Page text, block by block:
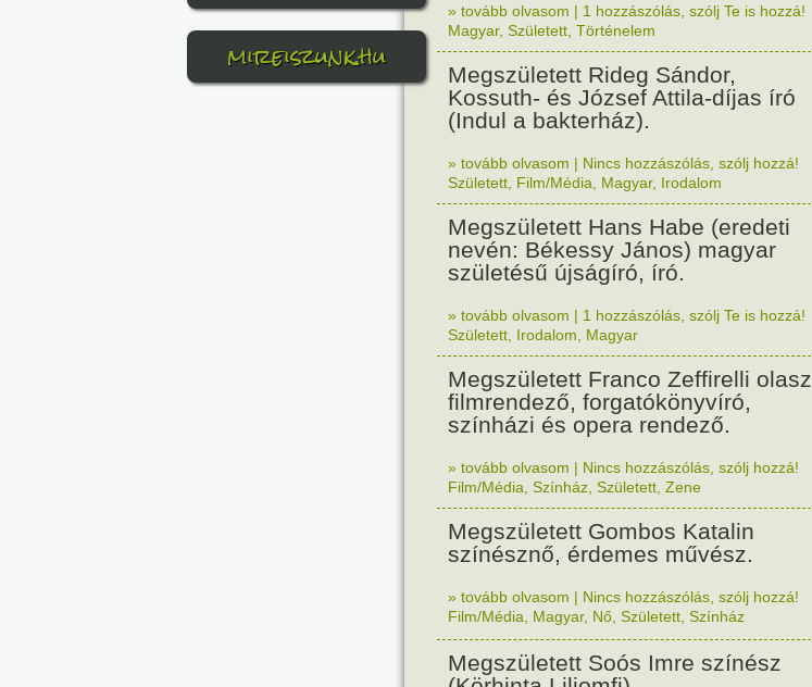
mireiszunk.hu
» tovább olvasom | 1 hozzászólás, szólj Te is hozzá!
Magyar, Született Történelem
Megszületett Rideg Sándor,
Kossuth- és József Attila-díjas író
(Indul a bakterház).
» tovább olvasom | Nincs hozzászólás, szólj hozzá!
Született Film/Média Magyar, Irodalom
Megszületett Hans Habe (eredeti
nevén: Békessy János) magyar
születésű újságíró, író.
» tovább olvasom | 1 hozzászólás, szólj Te is hozzá!
Született Irodalom Magyar
Megszületett Franco Zeffirelli olasz
filmrendező, forgatókönyvíró,
színházi és opera rendező.
» tovább olvasom | Nincs hozzászólás, szólj hozzá!
Film/Média Színház Született Zene
Megszületett Gombos Katalin
színésznő, érdemes művész.
» tovább olvasom | Nincs hozzászólás, szólj hozzá!
Film/Média
Magyar, Nő Született Színház
Megszületett Soós Imre színész